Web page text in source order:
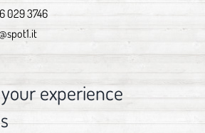
029 3746
experience